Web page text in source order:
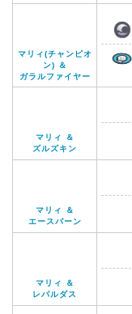
マリィ(チャンピオ
ン) ＆
ガラルファイヤー
マリィ ＆
ズルズキン
マリィ ＆
エースバーン
マリィ ＆
レパルダス